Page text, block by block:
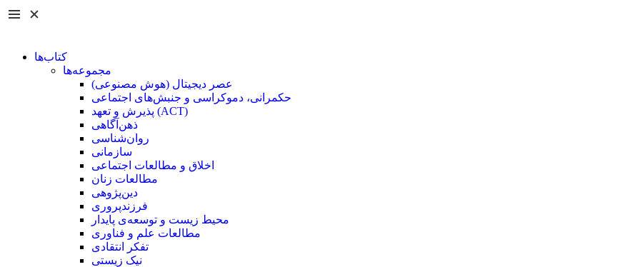
کتاب‌ها
مجموعه‌ها
عصر دیجیتال (هوش مصنوعی)
حکمرانی، دموکراسی و جنبش‌های اجتماعی
پذیرش و تعهد (ACT)
ذهن‌آگاهی
روان‌شناسی
سازمانی
اخلاق و مطالعات اجتماعی
مطالعات زنان
دین‌پژوهی
فرزند‌پروری
محیط زیست و توسعه‌ی پایدار
مطالعات علم و فناوری
تفکر انتقادی
نیک زیستی